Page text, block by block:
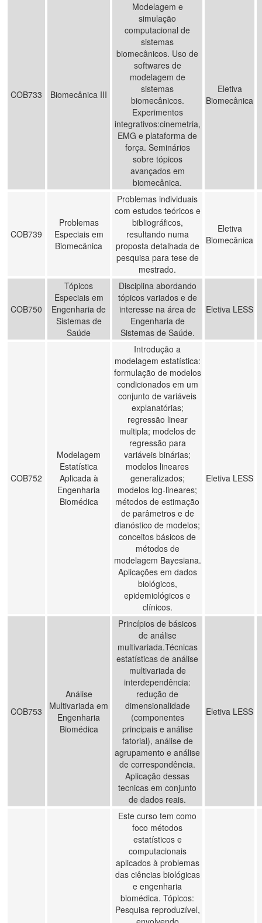
COB733 Biomecânica III
Modelagem e
simulação
computacional de
sistemas
biomecânicos. Uso de
softwares de
modelagem de
sistemas
biomecânicos.
Experimentos
integrativos:cinemetria,
EMG e plataforma de
força. Seminários
sobre tópicos
avançados em
biomecânica.
Eletiva
Biomecânica
COB739
Problemas
Especiais em
Biomecânica
Problemas individuais
com estudos teóricos e
bibliográficos,
resultando numa
proposta detalhada de
pesquisa para tese de
mestrado.
Eletiva
Biomecânica
COB750
Tópicos
Especiais em
Engenharia de
Sistemas de
Saúde
Disciplina abordando
tópicos variados e de
interesse na área de
Engenharia de
Sistemas de Saúde.
Eletiva LESS
COB752
Modelagem
Estatística
Aplicada à
Engenharia
Biomédica
Introdução a
modelagem estatística:
formulação de modelos
condicionados em um
conjunto de variáveis
explanatórias;
regressão linear
multipla; modelos de
regressão para
variáveis binárias;
modelos lineares
generalizados;
modelos log-lineares;
métodos de estimação
de parâmetros e de
dianóstico de modelos;
conceitos básicos de
métodos de
modelagem Bayesiana.
Aplicações em dados
biológicos,
epidemiológicos e
clínicos.
Eletiva LESS
COB753
Análise
Multivariada em
Engenharia
Biomédica
Princípios de básicos
de análise
multivariada.Técnicas
estatísticas de análise
multivariada de
interdependência:
redução de
dimensionalidade
(componentes
principais e análise
fatorial), análise de
agrupamento e análise
de correspondência.
Aplicação dessas
tecnicas em conjunto
de dados reais.
Eletiva LESS
Este curso tem como
foco métodos
estatísticos e
computacionais
aplicados à problemas
das ciências biológicas
e engenharia
biomédica. Tópicos:
Pesquisa reproduzível,